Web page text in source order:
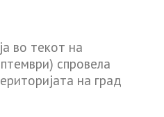
во текот на
спровела
на град